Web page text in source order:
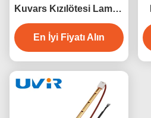
Kuvars Kızılötesi Lamba
230V Endüstriyel Isıtma
İçin
En İyi Fiyatı Alın